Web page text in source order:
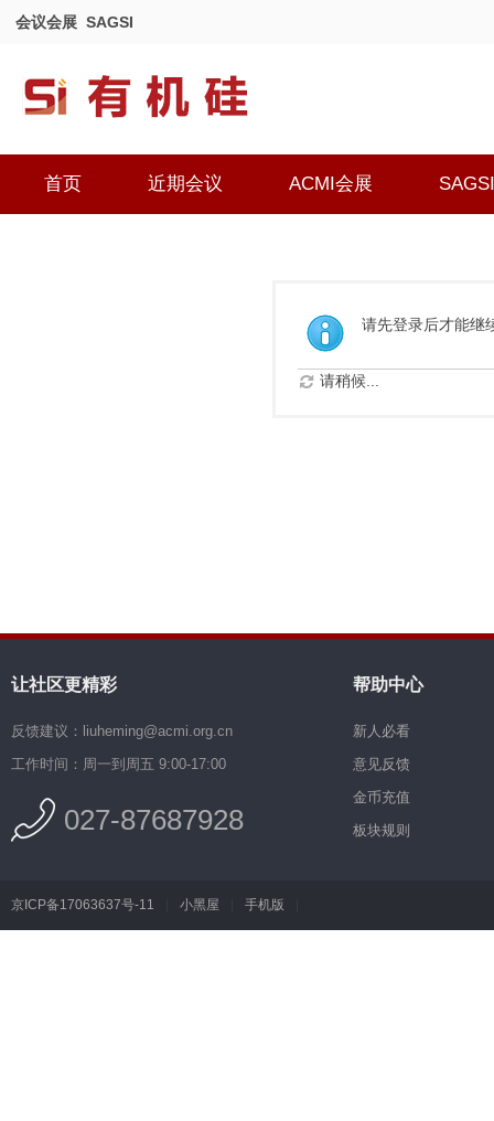
会议会展 SAGSI
首页 近期会议 ACMI会展 SAGSI
请先登录后才能继
请稍候...
让社区更精彩
反馈建议：liuheming@acmi.org.cn
工作时间：周一到周五 9:00-17:00
027-87687928
帮助中心
新人必看
意见反馈
金币充值
板块规则
京ICP备17063637号-11 小黑屋 手机版